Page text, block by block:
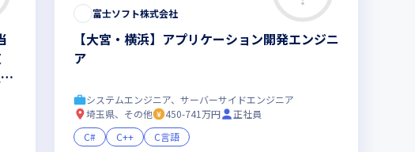
富士ソフト株式会社
【大宮・横浜】アプリケーション開発エンジニ
ア
システムエンジニア、サーバーサイドエンジニア
埼玉県、その他
450-741万円
正社員
C#
C++
C言語